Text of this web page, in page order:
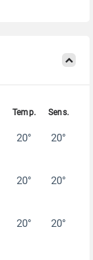
20° 20°
20° 20°
20° 20°